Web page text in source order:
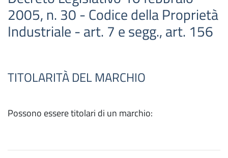
2005, n. 30 - Codice della Proprietà
Industriale - art. 7 e segg., art. 156
TITOLARITÀ DEL MARCHIO
Possono essere titolari di un marchio: